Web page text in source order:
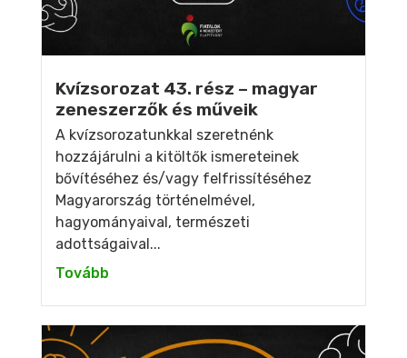
Kvízsorozat 43. rész – magyar
zeneszerzők és műveik
A kvízsorozatunkkal szeretnénk
hozzájárulni a kitöltők ismereteinek
bővítéséhez és/vagy felfrissítéséhez
Magyarország történelmével,
hagyományaival, természeti
adottságaival...
Tovább